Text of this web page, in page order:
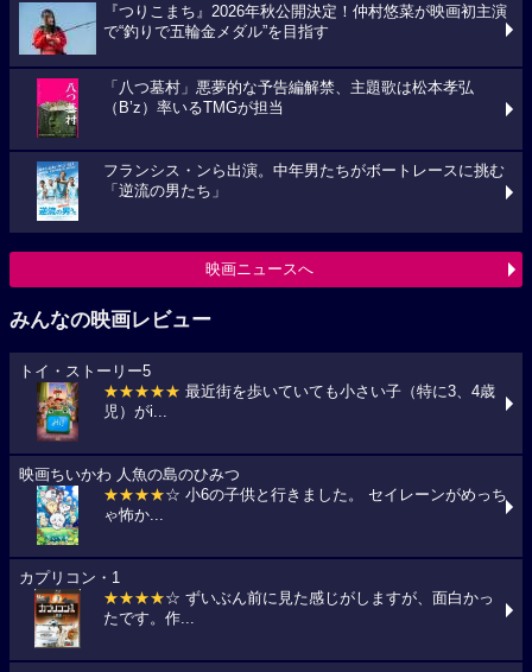
『つりこまち』2026年秋公開決定！仲村悠菜が映画初主演
で“釣りで五輪金メダル”を目指す
「八つ墓村」悪夢的な予告編解禁、主題歌は松本孝弘
（B’z）率いるTMGが担当
フランシス・ンら出演。中年男たちがボートレースに挑む
「逆流の男たち」
映画ニュースへ
みんなの映画レビュー
トイ・ストーリー5
★★★★★ 最近街を歩いていても小さい子（特に3、4歳
児）がi...
映画ちいかわ 人魚の島のひみつ
★★★★☆ 小6の子供と行きました。 セイレーンがめっち
ゃ怖か...
カプリコン・1
★★★★☆ ずいぶん前に見た感じがしますが、面白かっ
たです。作...